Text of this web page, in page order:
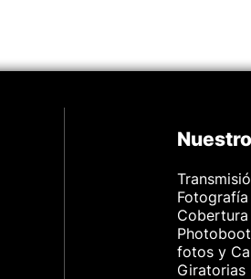
fotos y
Giratorias